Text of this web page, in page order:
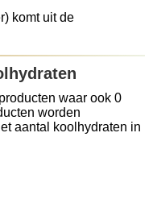
komt uit de
waar ook 0
worden
aantal koolhydraten in